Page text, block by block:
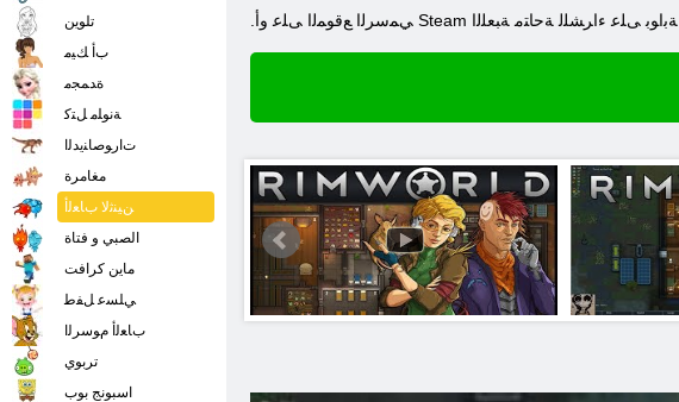
.ﻲﻤﺳﺮﻟﺍ ﻊﻗﻮﻤﻟﺍ ﻰﻠﻋ ﻭﺃ Steam ﺔﺑﺍﻮﺑ ﻰﻠﻋ ءﺍﺮﺸﻠﻟ ﺔﺣﺎﺘﻣ ﺔﺒﻌﻠﻟﺍ
تلوين
ﺏﺃ ﻚﻴﻣ
ﺓﺪﻤﺠﻣ
ﺔﻧﻮﻠﻣ ﻞﺘﻛ
ﺕﺍﺭﻮﺻﺎﻨﻳﺪﻟﺍ
مغامرة
ﻦﻴﻨﺛﻻ ﺏﺎﻌﻟﺃ
الصبي و فتاة
ماين كرافت
ﻲﻠﺴﻋ ﻞﻔﻃ
ﺏﺎﻌﻟﺃ ﻡﻮﺳﺮﻟﺍ
تربوي
اسبونج بوب